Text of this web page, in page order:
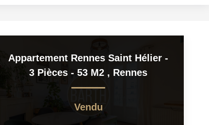
Appartement Rennes Saint Hélier -
3 Pièces - 53 M2 , Rennes
Vendu